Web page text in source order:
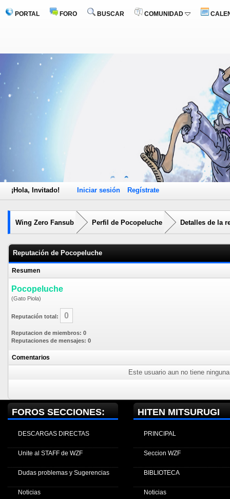
PORTAL FORO BUSCAR COMUNIDAD
¡Hola, Invitado! Iniciar sesión Regístrate
Wing Zero Fansub Perfil de Pocopeluche Detalles de la
Reputación de Pocopeluche
Resumen
Pocopeluche
(Gato Piola)
Reputación total: 0
Reputacion de miembros: 0
Reputaciones de mensajes: 0
Comentarios
Este usuario aun no tiene
FOROS SECCIONES:
DESCARGAS DIRECTAS
Unite al STAFF de WZF
Dudas problemas y Sugerencias
Noticias
HITEN MITSURUGI
PRINCIPAL
Seccion WZF
BIBLIOTECA
Noticias